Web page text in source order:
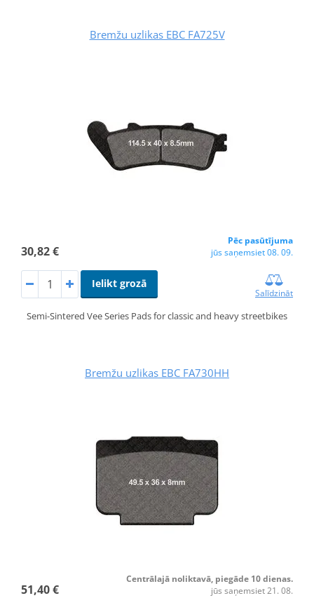
Bremžu uzlikas EBC FA725V
30,82 €
Pēc pasūtījuma
jūs saņemsiet 08. 09.
Ielikt grozā
Salīdzināt
Semi-Sintered Vee Series Pads for classic and heavy streetbikes
Bremžu uzlikas EBC FA730HH
51,40 €
Centrālajā noliktavā, piegāde 10 dienas.
jūs saņemsiet 21. 08.